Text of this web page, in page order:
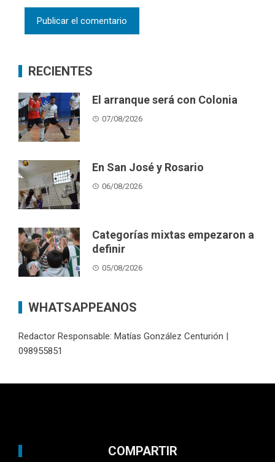
RECIENTES
El arranque será con Colonia
07/08/2026
En San José y Rosario
06/08/2026
Categorías mixtas empezaron a
definir
05/08/2026
WHATSAPPEANOS
Redactor Responsable: Matías González Centurión |
098955851
COMPARTIR